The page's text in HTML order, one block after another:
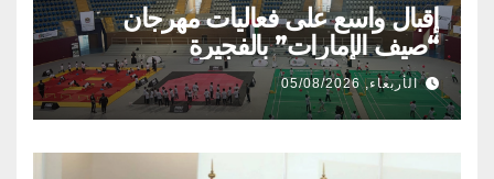
إقبال واسع على فعاليات مهرجان
“صيف الإمارات” بالفجيرة
الأربعاء, 05/08/2026